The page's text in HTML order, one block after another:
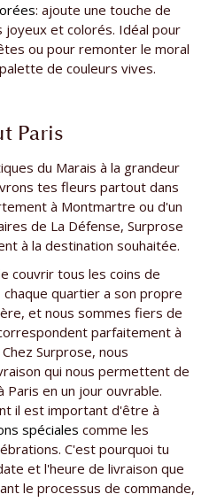
: ajoute une touche de
joyeux et colorés. Idéal pour
ou pour remonter le moral
de couleurs vives.
Paris
du Marais à la grandeur
tes fleurs partout dans
à Montmartre ou d'un
de La Défense, Surprose
à la destination souhaitée.
couvrir tous les coins de
quartier a son propre
et nous sommes fiers de
parfaitement à
Surprose, nous
qui nous permettent de
en un jour ouvrable.
il est important d'être à
spéciales comme les
C'est pourquoi tu
et l'heure de livraison que
le processus de commande,